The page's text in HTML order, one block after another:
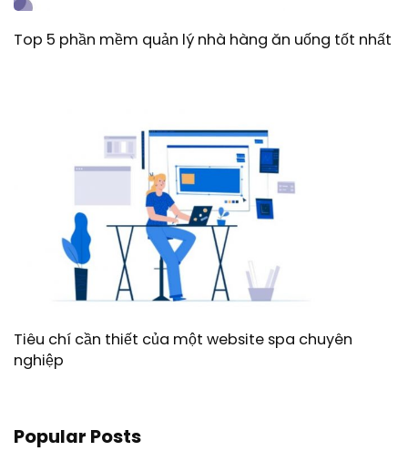
Top 5 phần mềm quản lý nhà hàng ăn uống tốt nhất
Tiêu chí cần thiết của một website spa chuyên
nghiệp
Popular Posts